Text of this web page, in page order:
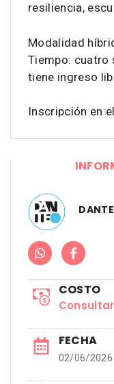
resiliencia,
Modalidad
Tiempo: cuatro
tiene ingreso
Inscripción en
COSTO
Consultar
FECHA
02/06/2026